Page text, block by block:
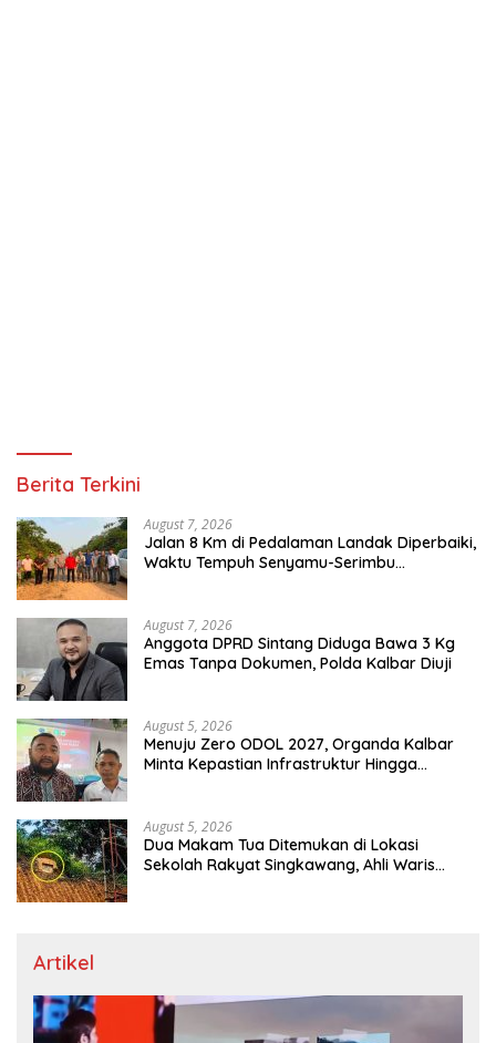
Berita Terkini
August 7, 2026
Jalan 8 Km di Pedalaman Landak Diperbaiki,
Waktu Tempuh Senyamu-Serimbu
August 7, 2026
Anggota DPRD Sintang Diduga Bawa 3 Kg
Emas Tanpa Dokumen, Polda Kalbar Diuji
August 5, 2026
Menuju Zero ODOL 2027, Organda Kalbar
Minta Kepastian Infrastruktur Hingga
August 5, 2026
Dua Makam Tua Ditemukan di Lokasi
Sekolah Rakyat Singkawang, Ahli Waris
Artikel